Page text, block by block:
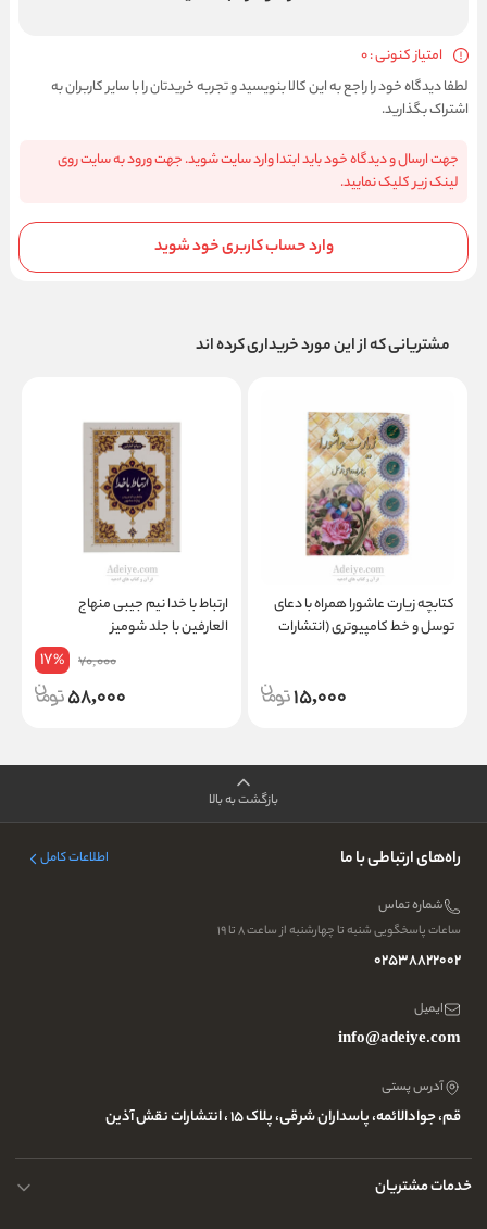
امتیاز کنونی : 0
لطفا دیدگاه خود را راجع به این کالا بنویسید و تجربه خریدتان را با سایر کاربران به
اشتراک بگذارید.
جهت ارسال و دیدگاه خود باید ابتدا وارد سایت شوید. جهت ورود به سایت روی
لینک زیر کلیک نمایید.
وارد حساب کاربری خود شوید
مشتریانی که از این مورد خریداری کرده اند
کتابچه زیارت عاشورا همراه با دعای
توسل و خط کامپیوتری (انتشارات
15,000
ارتباط با خدا نیم جیبی منهاج
العارفین با جلد شومیز
70,000
17%
58,000
بازگشت به بالا
راه‌های ارتباطی با ما اطلاعات کامل
شماره تماس
ساعات پاسخگویی شنبه تا چهارشنبه از ساعت ۸ تا ۱۹
02538822002
ایمیل
info@adeiye.com
آدرس پستی
قم، جوادالائمه، پاسداران شرقی، پلاک 15 ، انتشارات نقش آذین
خدمات مشتریان